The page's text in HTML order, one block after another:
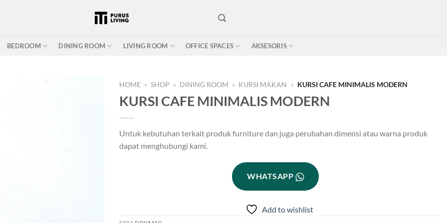
BEDROOM DINING ROOM LIVING ROOM OFFICE SPACES AKSESORIS
HOME » SHOP » DINING ROOM » KURSI MAKAN » KURSI CAFE MINIMALIS MODERN
KURSI CAFE MINIMALIS MODERN
Untuk kebutuhan terkait produk furniture dan juga perubahan dimensi atau warna produk
dapat menghubungi kami.
WHATSAPP
Add to wishlist